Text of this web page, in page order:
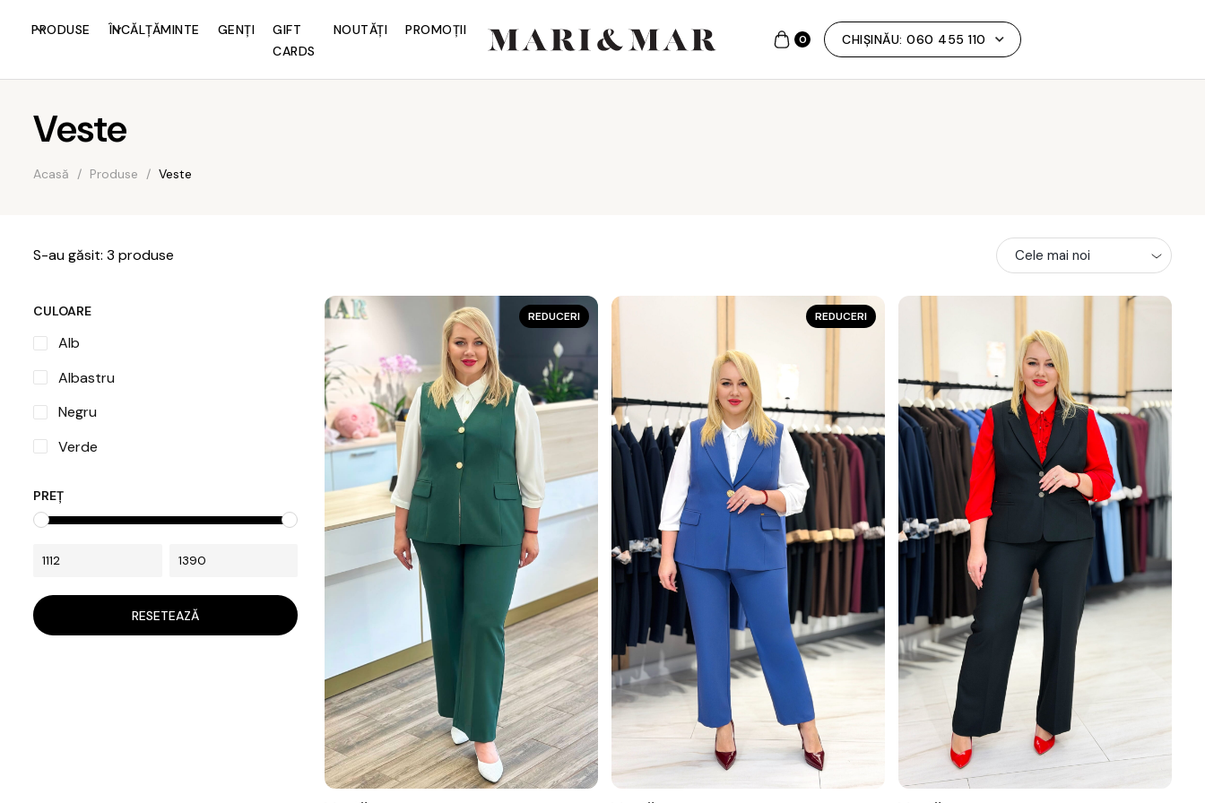
PRODUSE ÎNCĂLȚĂMINTE GENȚI
GIFT
CARDS
NOUTĂȚI PROMOȚII
0 CHIȘINĂU: 060 455 110
Veste
Acasă / Produse / Veste
S-au găsit: 3 produse
CULOARE
Alb
Albastru
Negru
Verde
PREȚ
RESETEAZĂ
REDUCERI REDUCERI